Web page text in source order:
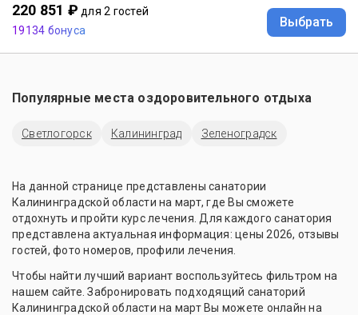
220 851 ₽ для 2 гостей
19134 бонуса
Выбрать
Популярные места оздоровительного отдыха
Светлогорск Калининград Зеленоградск
На данной странице представлены санатории
Калининградской области на март, где Вы сможете
отдохнуть и пройти курс лечения. Для каждого санатория
представлена актуальная информация: цены 2026, отзывы
гостей, фото номеров, профили лечения.
Чтобы найти лучший вариант воспользуйтесь фильтром на
нашем сайте. Забронировать подходящий санаторий
Калининградской области на март Вы можете онлайн на